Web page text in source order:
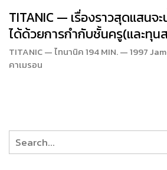
TITANIC — เรื่องราวสุดแสนจะ
ได้ด้วยการกำกับชั้นครู(และทุน
TITANIC — ไทนานิค 194 MIN. — 1997
คาเมรอน